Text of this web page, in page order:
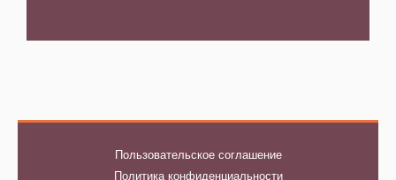
Пользовательское соглашение
Политика конфиденциальности